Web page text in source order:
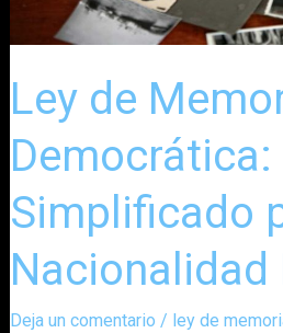
Ley de
Simplificado
Nacionalidad
Deja un comentario / ley de
Nacionalidad